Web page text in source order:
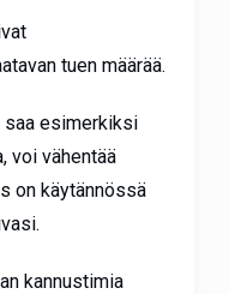
tuen määrää.
saa esimerkiksi
voi vähentää
on käytännössä
kannustimia